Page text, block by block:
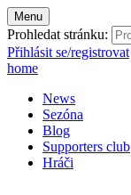
Menu
Prohledat stránku:
Přihlásit se/registrovat
home
News
Sezóna
Blog
Supporters club
Hráči